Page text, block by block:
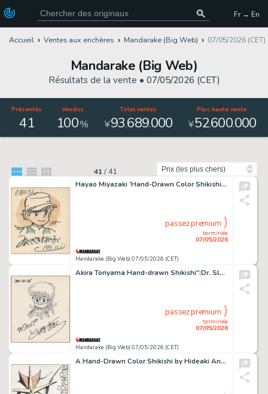
Fr → En
Accueil Ventes aux enchères Mandarake (Big Web) 07/05/2026 (CET)
Mandarake (Big Web)
Résultats de la vente • 07/05/2026 (CET)
Présentés
41
Vendus
100%
Total ventes
¥93.689.000
Plus haute vente
¥52.600.000
41/ 41
Hayao Miyazaki 'Hand-Drawn Color Shikishi of Pazu from " Laputa: Castle in the Sky "
Mandarake (Big Web) 07/05/2026 (CET)
terminée
07/05/2026
passez premium
Akira Toriyama Hand-drawn Shikishi":Dr. Slump": Norimaki Arale
Mandarake (Big Web) 07/05/2026 (CET)
terminée
07/05/2026
passez premium
A Hand-Drawn Color Shikishi by Hideaki Anno : " Aim for the Top GunBuster from Ganba!"